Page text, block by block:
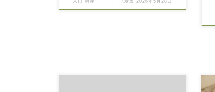
来自萌芽 已发表 2026年5月28日